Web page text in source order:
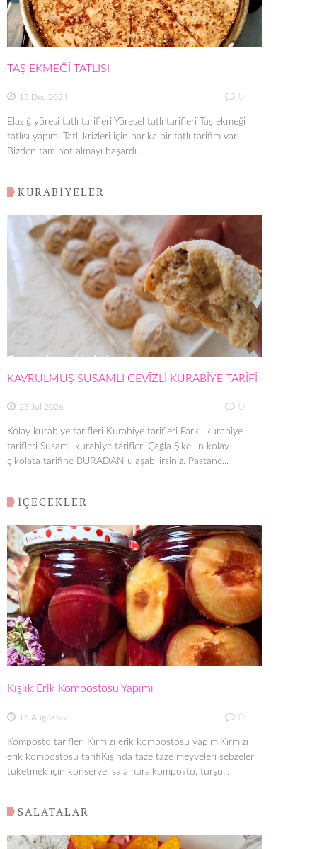
TAŞ EKMEĞİ TATLISI
15 Dec 2024 0
Elazığ yöresi tatlı tarifleri Yöresel tatlı tarifleri Taş ekmeği
tatlısı yapımı Tatlı krizleri için harika bir tatlı tarifim var.
Bizden tam not almayı başardı...
KURABİYELER
KAVRULMUŞ SUSAMLI CEVİZLİ KURABİYE TARİFİ
23 Jul 2026 0
Kolay kurabiye tarifleri Kurabiye tarifleri Farklı kurabiye
tarifleri Susamlı kurabiye tarifleri Çağla Şikel in kolay
çikolata tarifine BURADAN ulaşabilirsiniz. Pastane...
İÇECEKLER
Kışlık Erik Kompostosu Yapımı
16 Aug 2022 0
Komposto tarifleri Kırmızı erik kompostosu yapımıKırmızı
erik kompostosu tarifiKışında taze taze meyveleri sebzeleri
tüketmek için konserve, salamura,komposto, turşu...
SALATALAR